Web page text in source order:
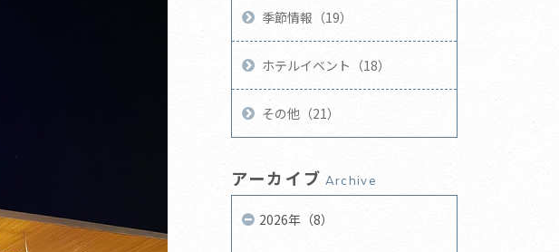
季節情報（19）
ホテルイベント（18）
その他（21）
アーカイブ Archive
2026年（8）